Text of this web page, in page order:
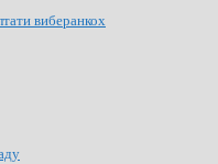
виберанкох